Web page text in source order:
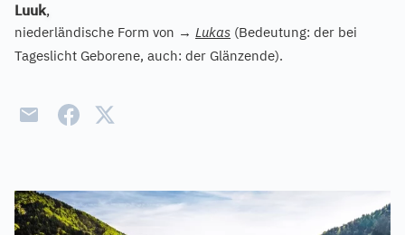
Luuk,
niederländische Form von → Lukas (Bedeutung: der bei
Tageslicht Geborene, auch: der Glänzende).